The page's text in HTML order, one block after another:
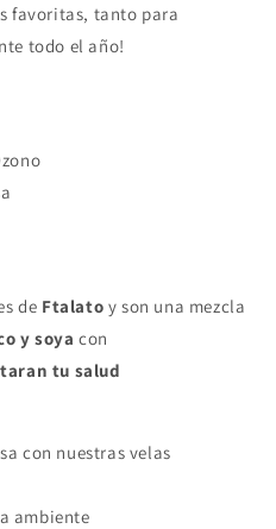
favoritas, tanto para
todo el año!
de Ftalato y son una mezcla
y soya con
tu salud
con nuestras velas
ambiente